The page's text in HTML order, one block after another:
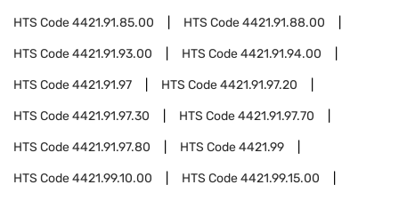
HTS Code4421.91.85.00 HTS Code4421.91.88.00
HTS Code4421.91.93.00 HTS Code4421.91.94.00
HTS Code4421.91.97 HTS Code4421.91.97.20
HTS Code4421.91.97.30 HTS Code4421.91.97.70
HTS Code4421.91.97.80 HTS Code4421.99
HTS Code4421.99.10.00 HTS Code4421.99.15.00